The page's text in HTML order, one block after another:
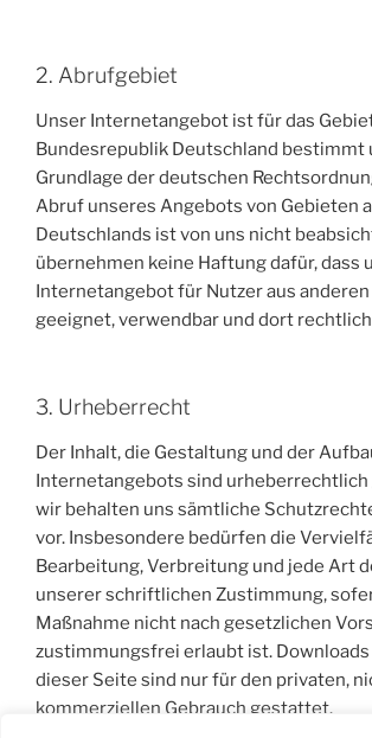
2. Abrufgebiet
Unser Internetangebot ist für das
Bundesrepublik Deutschland bestimmt
Grundlage der deutschen
Abruf unseres Angebots von Gebieten
Deutschlands ist von uns nicht
übernehmen keine Haftung dafür, dass
Internetangebot für Nutzer aus
geeignet, verwendbar und dort
3. Urheberrecht
Der Inhalt, die Gestaltung und der
Internetangebots sind urheberrechtlich
wir behalten uns sämtliche
vor. Insbesondere bedürfen die
Bearbeitung, Verbreitung und jede Art
unserer schriftlichen Zustimmung,
Maßnahme nicht nach gesetzlichen
zustimmungsfrei erlaubt ist. Downloads
dieser Seite sind nur für den privaten,
kommerziellen Gebrauch gestattet.